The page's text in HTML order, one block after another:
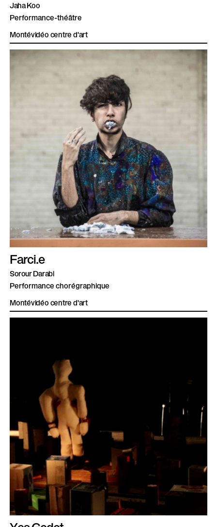
Jaha Koo
Performance-théâtre
Montévidéo centre d'art
Farci.e
Sorour Darabi
Performance chorégraphique
Montévidéo centre d'art